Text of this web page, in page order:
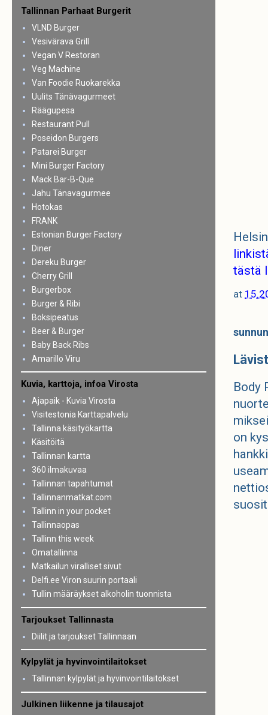
tästä
at
Body
on
Tallinnan Parhaat Burgerit
VLND Burger
Vesivärava Grill
Vegan V Restoran
Veg Machine
Van Foodie Ruokarekka
Uulits Tänävagurmeet
Räägupesa
Restaurant Pull
Poseidon Burgers
Patarei Burger
Mini Burger Factory
Mack Bar-B-Que
Jahu Tänavagurmee
Hotokas
FRANK
Estonian Burger Factory
Diner
Dereku Burger
Cherry Grill
Burgerbox
Burger & Ribi
Boksipeatus
Beer & Burger
Baby Back Ribs
Amarillo Viru
Kuvia, karttoja, infoa Virosta
Ajapaik - Kuvia Virosta
Visitestonia Karttapalvelu
Tallinna käsityökartta
Käsitöitä
Tallinnan kartta
360 ilmakuvaa
Tallinnan tapahtumat
Tallinnanmatkat.com
Tallinn in your pocket
Tallinnaopas
Tallinn this week
Omatallinna
Matkailun viralliset sivut
Delfi.ee Viron suurin portaali
Tullin määräykset alkoholin tuonnista
Tarjoukset Tallinnasta
Diilit ja tarjoukset Tallinnaan
Kylpylät ja hyvinvointilaitokset
Tallinnan kylpylät ja hyvinvointilaitokset
Julkinen liikenne ja tilausajot